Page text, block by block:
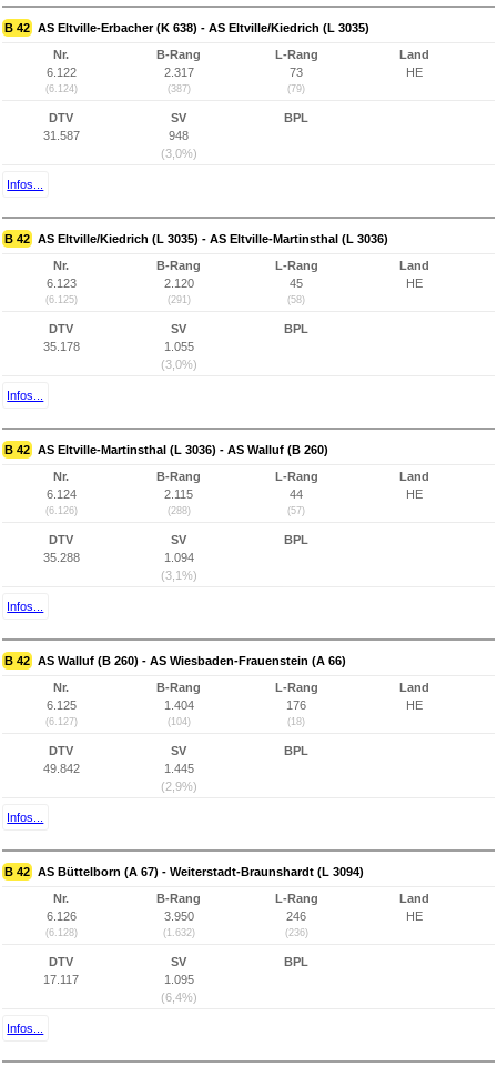
B 42 AS Eltville-Erbacher (K 638) - AS Eltville/Kiedrich (L 3035)
Nr.
6.122
(6.124)
B-Rang
2.317
(387)
L-Rang
73
(79)
Land
HE
DTV
31.587
SV
948
(3,0%)
BPL
Infos...
B 42 AS Eltville/Kiedrich (L 3035) - AS Eltville-Martinsthal (L 3036)
Nr.
6.123
(6.125)
B-Rang
2.120
(291)
L-Rang
45
(58)
Land
HE
DTV
35.178
SV
1.055
(3,0%)
BPL
Infos...
B 42 AS Eltville-Martinsthal (L 3036) - AS Walluf (B 260)
Nr.
6.124
(6.126)
B-Rang
2.115
(288)
L-Rang
44
(57)
Land
HE
DTV
35.288
SV
1.094
(3,1%)
BPL
Infos...
B 42 AS Walluf (B 260) - AS Wiesbaden-Frauenstein (A 66)
Nr.
6.125
(6.127)
B-Rang
1.404
(104)
L-Rang
176
(18)
Land
HE
DTV
49.842
SV
1.445
(2,9%)
BPL
Infos...
B 42 AS Büttelborn (A 67) - Weiterstadt-Braunshardt (L 3094)
Nr.
6.126
(6.128)
B-Rang
3.950
(1.632)
L-Rang
246
(236)
Land
HE
DTV
17.117
SV
1.095
(6,4%)
BPL
Infos...